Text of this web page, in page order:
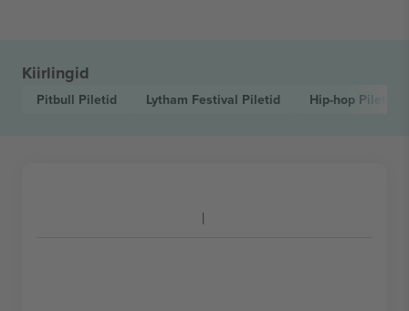
Kiirlingid
Pitbull Piletid Lytham Festival Piletid Hip-hop Piletid